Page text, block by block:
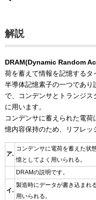
解説
DRAM(Dynamic Random
荷を蓄えて情報を記憶するタ
半導体記憶素子の一つであ
で、コンデンサとトランジ
に用います。
コンデンサに蓄えられた電
憶内容保持のため、リフレッ
ア.
コンデンサに電荷を蓄えた状
憶としてよく用いられる。
DRAMの説明です。
イ.
製造時にデータが書き込まれ
用いられる。